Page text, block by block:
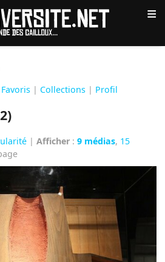
≡
Favoris | Collections | Profil
|Afficher :9 médias, 15